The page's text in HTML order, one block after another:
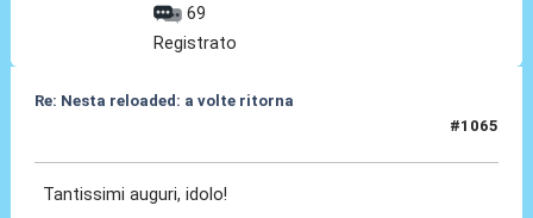
69
Registrato
Re: Nesta reloaded: a volte ritorna
#1065
Tantissimi auguri, idolo!